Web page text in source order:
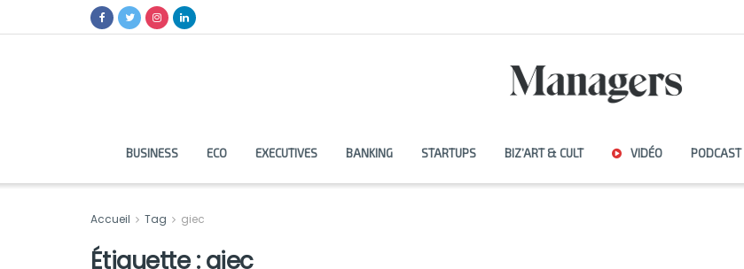
BUSINESS ECO EXECUTIVES BANKING STARTUPS BIZ’ART & CULT VIDÉO PODCAST
Accueil Tag giec
Étiquette :giec